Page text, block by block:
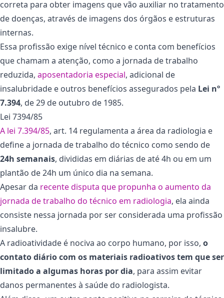
correta para obter imagens que vão auxiliar no tratamento
de doenças, através de imagens dos órgãos e estruturas
internas.
Essa profissão exige nível técnico e conta com benefícios
que chamam a atenção, como a jornada de trabalho
reduzida, aposentadoria especial, adicional de
insalubridade e outros benefícios assegurados pela Lei nº
7.394, de 29 de outubro de 1985.
Lei 7394/85
A lei 7.394/85, art. 14 regulamenta a área da radiologia e
define a jornada de trabalho do técnico como sendo de
24h semanais, divididas em diárias de até 4h ou em um
plantão de 24h um único dia na semana.
Apesar da recente disputa que propunha o aumento da
jornada de trabalho do técnico em radiologia, ela ainda
consiste nessa jornada por ser considerada uma profissão
insalubre.
A radioatividade é nociva ao corpo humano, por isso, o
contato diário com os materiais radioativos tem que ser
limitado a algumas horas por dia, para assim evitar
danos permanentes à saúde do radiologista.